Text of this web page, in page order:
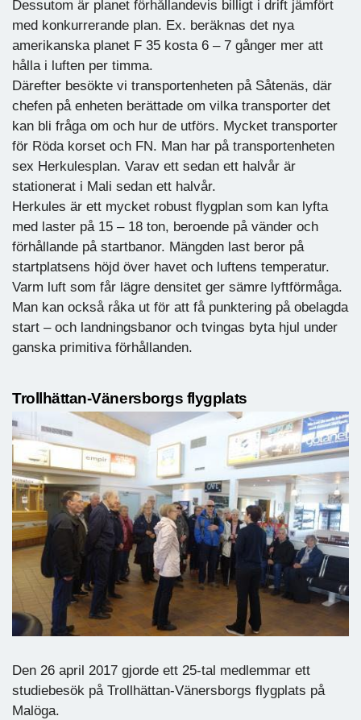
Dessutom är planet förhållandevis billigt i drift jämfört
med konkurrerande plan. Ex. beräknas det nya
amerikanska planet F 35 kosta 6 – 7 gånger mer att
hålla i luften per timma.
Därefter besökte vi transportenheten på Såtenäs, där
chefen på enheten berättade om vilka transporter det
kan bli fråga om och hur de utförs. Mycket transporter
för Röda korset och FN. Man har på transportenheten
sex Herkulesplan. Varav ett sedan ett halvår är
stationerat i Mali sedan ett halvår.
Herkules är ett mycket robust flygplan som kan lyfta
med laster på 15 – 18 ton, beroende på vänder och
förhållande på startbanor. Mängden last beror på
startplatsens höjd över havet och luftens temperatur.
Varm luft som får lägre densitet ger sämre lyftförmåga.
Man kan också råka ut för att få punktering på obelagda
start – och landningsbanor och tvingas byta hjul under
ganska primitiva förhållanden.
Trollhättan-Vänersborgs flygplats
Den 26 april 2017 gjorde ett 25-tal medlemmar ett
studiebesök på Trollhättan-Vänersborgs flygplats på
Malöga.